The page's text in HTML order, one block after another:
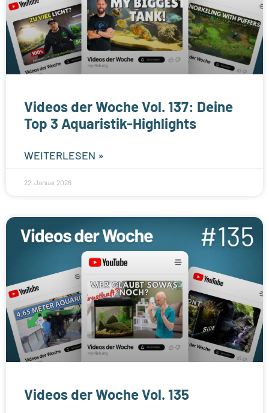
Videos der Woche Vol. 137: Deine
Top 3 Aquaristik-Highlights
WEITERLESEN »
22. Januar 2026
Videos der Woche Vol. 135